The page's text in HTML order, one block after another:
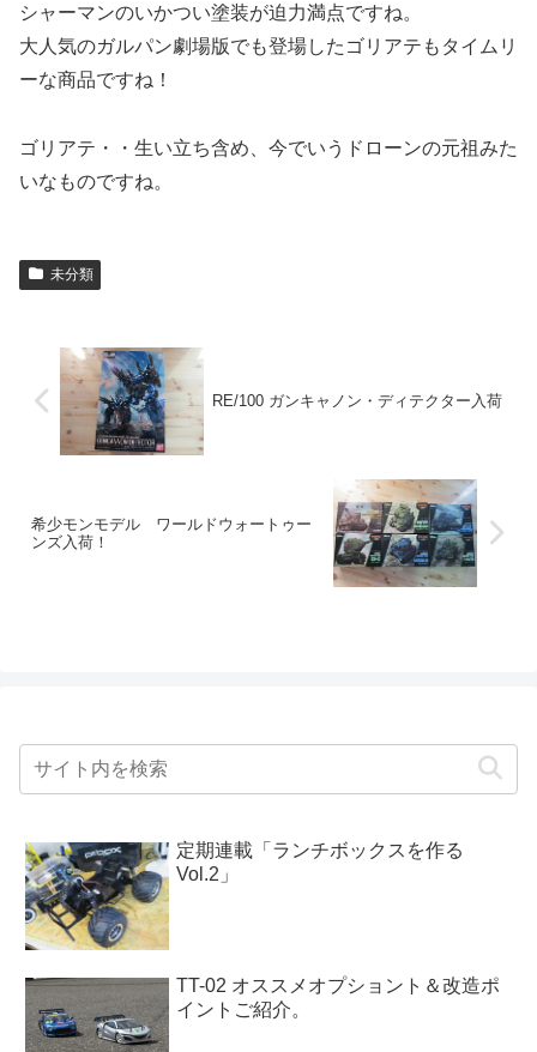
シャーマンのいかつい塗装が迫力満点ですね。
大人気のガルパン劇場版でも登場したゴリアテもタイムリ
ーな商品ですね！
ゴリアテ・・生い立ち含め、今でいうドローンの元祖みた
いなものですね。
未分類
RE/100 ガンキャノン・ディテクター入荷
希少モンモデル ワールドウォートゥー
ンズ入荷！
定期連載「ランチボックスを作る
Vol.2」
TT-02 オススメオプショント＆改造ポ
イントご紹介。